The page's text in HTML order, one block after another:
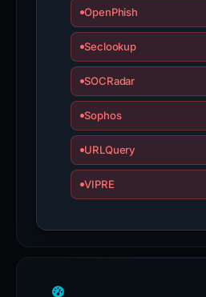
OpenPhish
Seclookup
SOCRadar
Sophos
URLQuery
VIPRE